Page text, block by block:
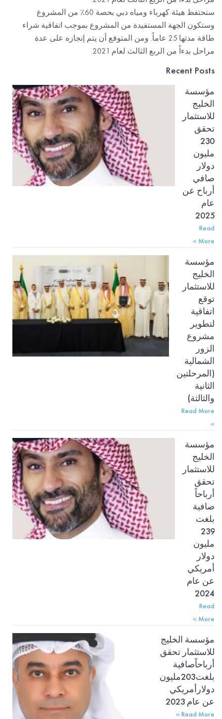
ستحتفظ هيئة كهرباء ومياه دبي بحصة 60٪ من المشروع
وستكون الجهة المستفيدة من المشروع بموجب اتفاقية شراء
طاقة مدتها 25 عاماً. ومن المتوقع أن يتم إنجازه على عدة
مراحل بدءاً من الربع الثالث لعام 2021.
Recent Posts
مؤسسة
الخليج
للاستثمار
تحقق
230
مليون
دولار
صافي
أرباح عن
عام
2025
Read
More »
مؤسسة
الخليج
للاستثمار
توقع
اتفاقية
لتطوير
مشروع
الزور
الشمالية
(المرحلتين
الثانية
والثالثة)
Read More
»
مؤسسة
الخليج
للاستثمار
تحقق
أرباحاً
صافية
بلغت
239
مليون
دولار
أمريكي
عن عام
2024
Read
More »
مؤسسة الخليج
للاستثمار تحقق
أرباحاًصافية
بلغت203مليون
دولارأمريكي
عن عام 2023
Read More »